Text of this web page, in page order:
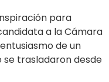
para
a la Cámara
de un
se trasladaron desde